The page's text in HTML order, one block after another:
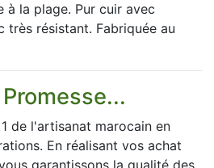
à la plage. Pur cuir avec
très résistant. Fabriquée au
de l'artisanat marocain en
En réalisant vos achat